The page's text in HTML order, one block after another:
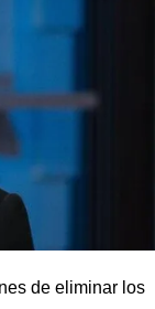
de eliminar los